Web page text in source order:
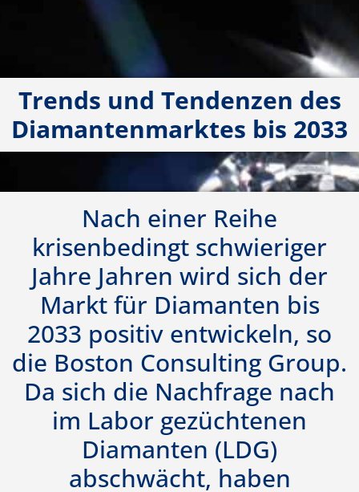
Trends und Tendenzen des
Diamantenmarktes bis 2033
Nach einer Reihe
krisenbedingt schwieriger
Jahre Jahren wird sich der
Markt für Diamanten bis
2033 positiv entwickeln, so
die Boston Consulting Group.
Da sich die Nachfrage nach
im Labor gezüchtenen
Diamanten (LDG)
abschwächt, haben